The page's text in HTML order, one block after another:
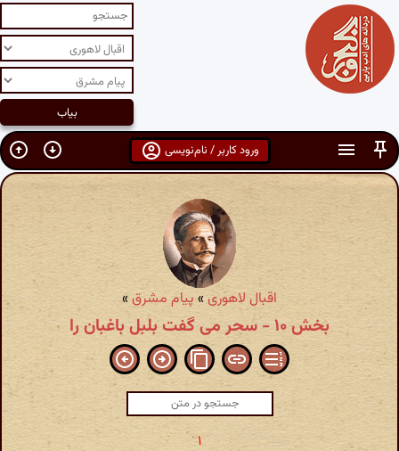
ورود کاربر / نام‌نویسی
اقبال لاهوری» پیام مشرق»
بخش ۱۰ - سحر می گفت بلبل باغبان را